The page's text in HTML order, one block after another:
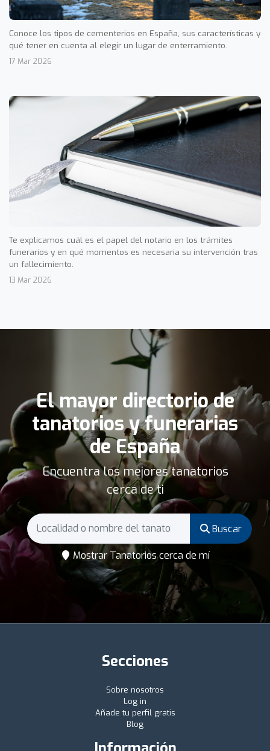
Conoce los tipos de cementerios en España, sus características y
qué tener en cuenta al elegir un lugar de enterramiento.
17 Mar 2026
Te explicamos cuál es el papel del notario en los trámites
funerarios y en qué momentos es necesaria su intervención tras
un fallecimiento.
13 Mar 2026
El mayor directorio de
tanatorios y funerarias
de España
Encuentra los mejores tanatorios
cerca de ti
Buscar
Mostrar Tanatorios cerca de mí
Secciones
Sobre nosotros
Log in
Añade tu perfil gratis
Blog